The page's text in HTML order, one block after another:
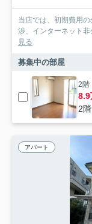
当店では、初期費用
渉、インターネット
見る
募集中の部屋
2階
8.9
2
アパート